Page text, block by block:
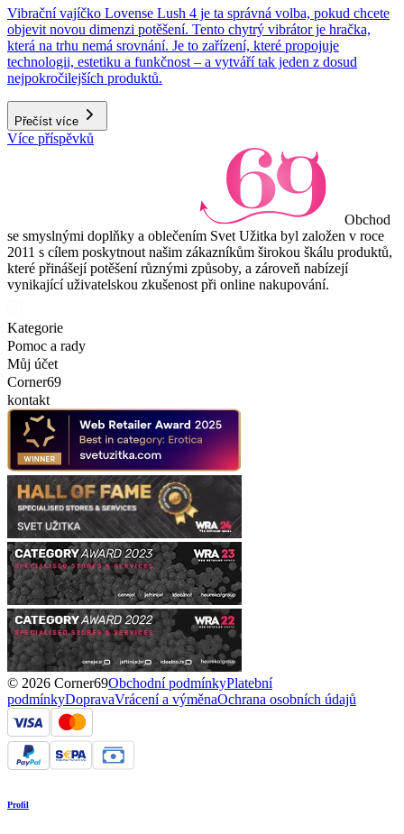
Vibrační vajíčko Lovense Lush 4 je ta správná volba, pokud chcete
objevit novou dimenzi potěšení. Tento chytrý vibrátor je hračka,
která na trhu nemá srovnání. Je to zařízení, které propojuje
technologii, estetiku a funkčnost – a vytváří tak jeden z dosud
nejpokročilejších produktů.
Přečíst více
Více příspěvků
Obchod
se smyslnými doplňky a oblečením Svet Užitka byl založen v roce
2011 s cílem poskytnout našim zákazníkům širokou škálu produktů,
které přinášejí potěšení různými způsoby, a zároveň nabízejí
vynikající uživatelskou zkušenost při online nakupování.
Kategorie
Pomoc a rady
Můj účet
Corner69
kontakt
© 2026 Corner69Obchodní podmínkyPlatební
podmínkyDopravaVrácení a výměnaOchrana osobních údajů
Profil